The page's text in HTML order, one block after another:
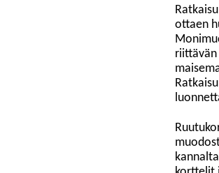
ottaen
riittävän